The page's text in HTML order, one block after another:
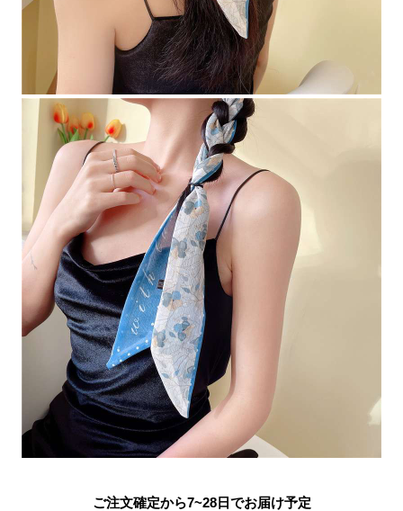
ご注文確定から7~28日でお届け予定